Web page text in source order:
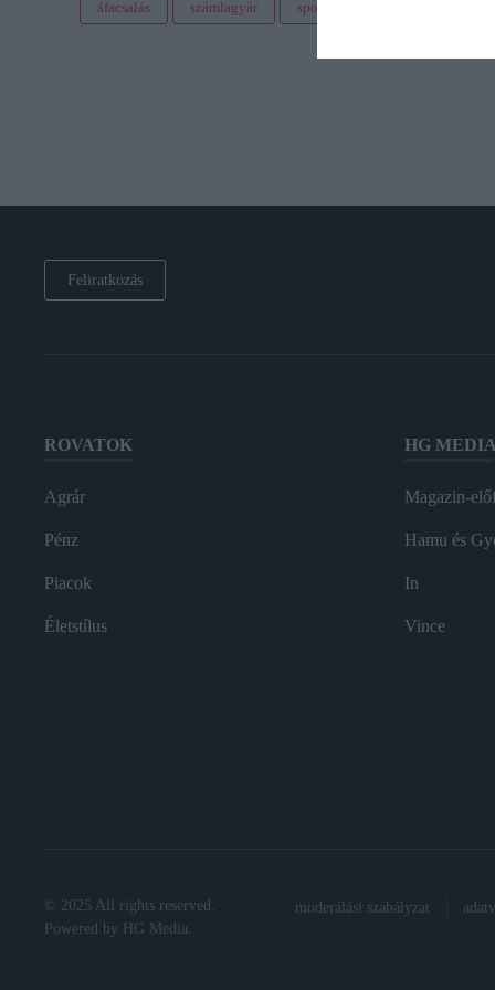
áfacsalás számlagyár sportoló
Feliratkozás
ROVATOK
Agrár
Pénz
Piacok
Életstílus
HG MEDIA
Magazin-
Hamu és
In
Vince
© 2025 All rights reserved.
Powered by
HG Media.
moderálási szabályzat